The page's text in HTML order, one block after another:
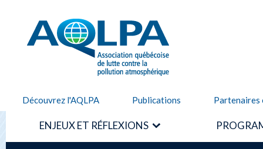
AQLPA
Découvrez l'AQLPA Publications Partenaires
ENJEUX ET RÉFLEXIONS